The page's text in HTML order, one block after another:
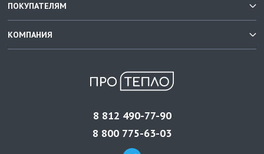
ПОКУПАТЕЛЯМ
КОМПАНИЯ
8 812 490-77-90
8 800 775-63-03